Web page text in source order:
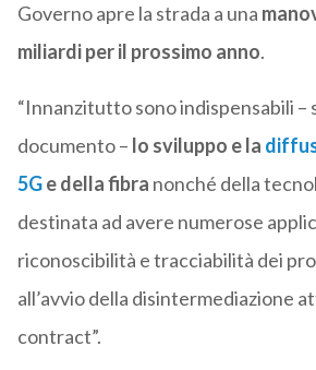
Governo apre la strada a una
miliardi per il prossimo anno.
“Innanzitutto sono indispensabili –
documento – lo sviluppo e la
5Ge della fibra nonché della
destinata ad avere numerose
riconoscibilità e tracciabilità dei
all’avvio della disintermediazione
contract”.